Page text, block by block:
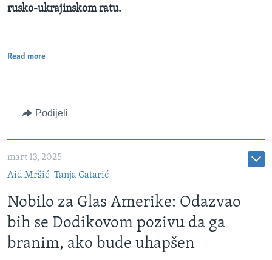
rusko-ukrajinskom ratu.
Read more
Podijeli
mart 13, 2025
Aid Mršić Tanja Gatarić
Nobilo za Glas Amerike: Odazvao
bih se Dodikovom pozivu da ga
branim, ako bude uhapšen